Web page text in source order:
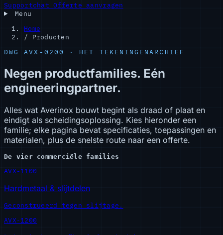
SupportchatOfferte aanvragen
Menu
Home
/
Producten
DWG AVX-0200 · HET TEKENINGENARCHIEF
Negen productfamilies. Eén
engineeringpartner.
Alles wat Averinox bouwt begint als draad of plaat en
eindigt als scheidingsoplossing. Kies hieronder een
familie; elke pagina bevat specificaties, toepassingen en
materialen, plus de snelste route naar een offerte.
De vier commerciële families
AVX-1100
Hardmetaal & slijtdelen
Geconstrueerd tegen slijtage.
AVX-1200